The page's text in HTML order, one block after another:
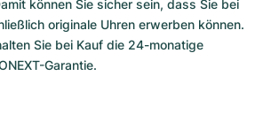
können Sie sicher sein, dass Sie bei
originale Uhren erwerben können.
Sie bei Kauf die 24-monatige
Garantie.